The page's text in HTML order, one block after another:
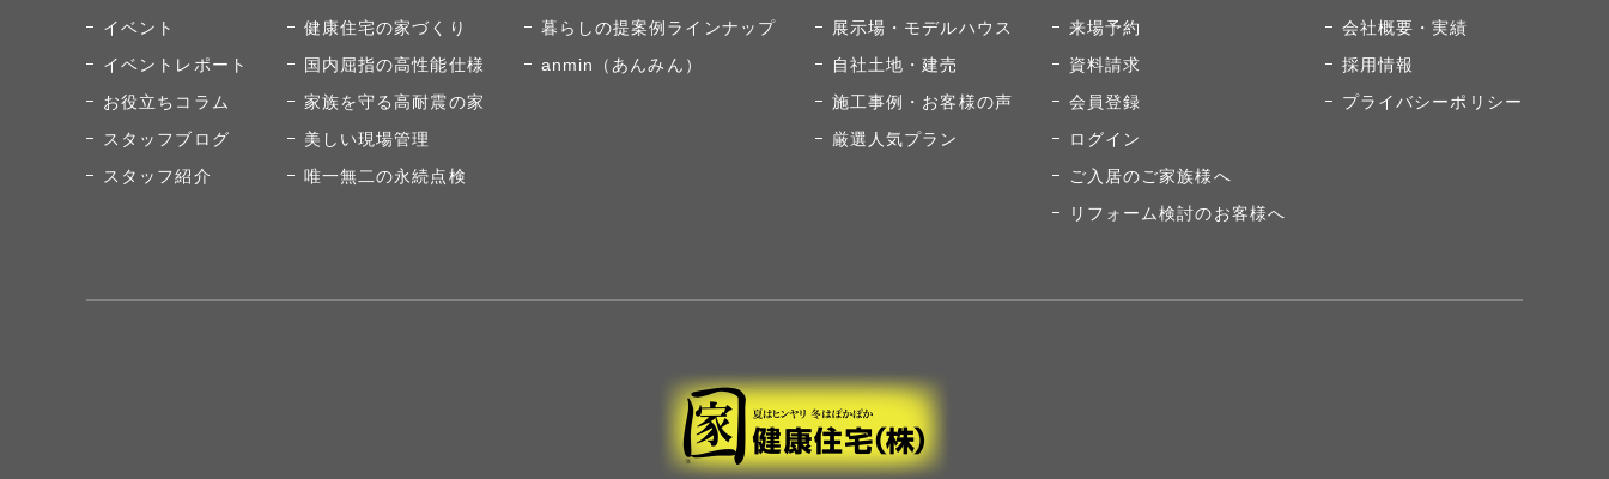
イベント
イベントレポート
お役立ちコラム
スタッフブログ
スタッフ紹介
健康住宅の家づくり
国内屈指の高性能仕様
家族を守る高耐震の家
美しい現場管理
唯一無二の永続点検
暮らしの提案例ラインナップ
anmin（あんみん）
展示場・モデルハウス
自社土地・建売
施工事例・お客様の声
厳選人気プラン
来場予約
資料請求
会員登録
ログイン
ご入居のご家族様へ
リフォーム検討のお客様へ
会社概要・実績
採用情報
プライバシーポリシー